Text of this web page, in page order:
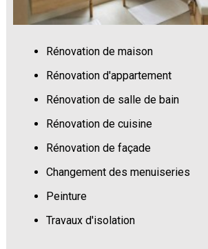
Rénovation de maison
Rénovation d'appartement
Rénovation de salle de bain
Rénovation de cuisine
Rénovation de façade
Changement des menuiseries
Peinture
Travaux d'isolation